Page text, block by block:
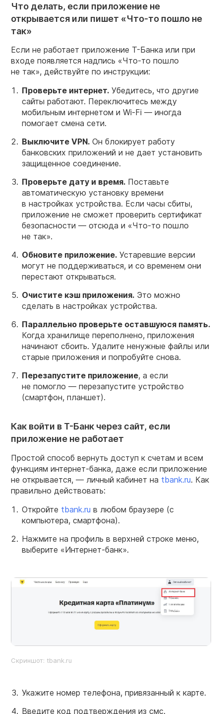
Что делать, если приложение не
открывается или пишет «Что-то пошло не
так»
Если не работает приложение Т-Банка или при
входе появляется надпись «Что-то пошло
не так», действуйте по инструкции:
Проверьте интернет. Убедитесь, что другие
сайты работают. Переключитесь между
мобильным интернетом и Wi-Fi — иногда
помогает смена сети.
Выключите VPN. Он блокирует работу
банковских приложений и не дает установить
защищенное соединение.
Проверьте дату и время. Поставьте
автоматическую установку времени
в настройках устройства. Если часы сбиты,
приложение не сможет проверить сертификат
безопасности — отсюда и «Что-то пошло
не так».
Обновите приложение. Устаревшие версии
могут не поддерживаться, и со временем они
перестают открываться.
Очистите кэш приложения. Это можно
сделать в настройках устройства.
Параллельно проверьте оставшуюся память.
Когда хранилище переполнено, приложения
начинают сбоить. Удалите ненужные файлы или
старые приложения и попробуйте снова.
Перезапустите приложение, а если
не помогло — перезапустите устройство
(смартфон, планшет).
Как войти в Т-Банк через сайт, если
приложение не работает
Простой способ вернуть доступ к счетам и всем
функциям интернет-банка, даже если приложение
не открывается, — личный кабинет на tbank.ru. Как
правильно действовать:
Откройте tbank.ru в любом браузере (с
компьютера, смартфона).
Нажмите на профиль в верхней строке меню,
выберите «Интернет-банк».
Скриншот: tbank.ru
Укажите номер телефона, привязанный к карте.
Введите код подтверждения из смс.